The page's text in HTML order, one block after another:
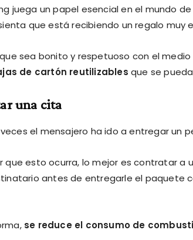
juega un papel esencial en el mundo
que está recibiendo un regalo muy
sea bonito y respetuoso con el
de cartón reutilizables que se
una cita
el mensajero ha ido a entregar un
que esto ocurra, lo mejor es contratar
antes de entregarle el paquete
se reduce el consumo de